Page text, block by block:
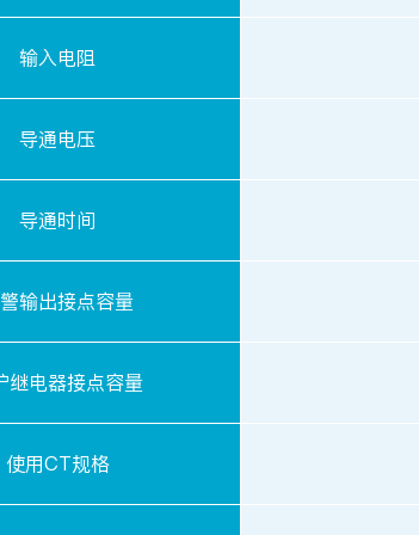
输入电阻
导通电压
导通时间
输出接点容量
继电器接点容量
使用CT规格